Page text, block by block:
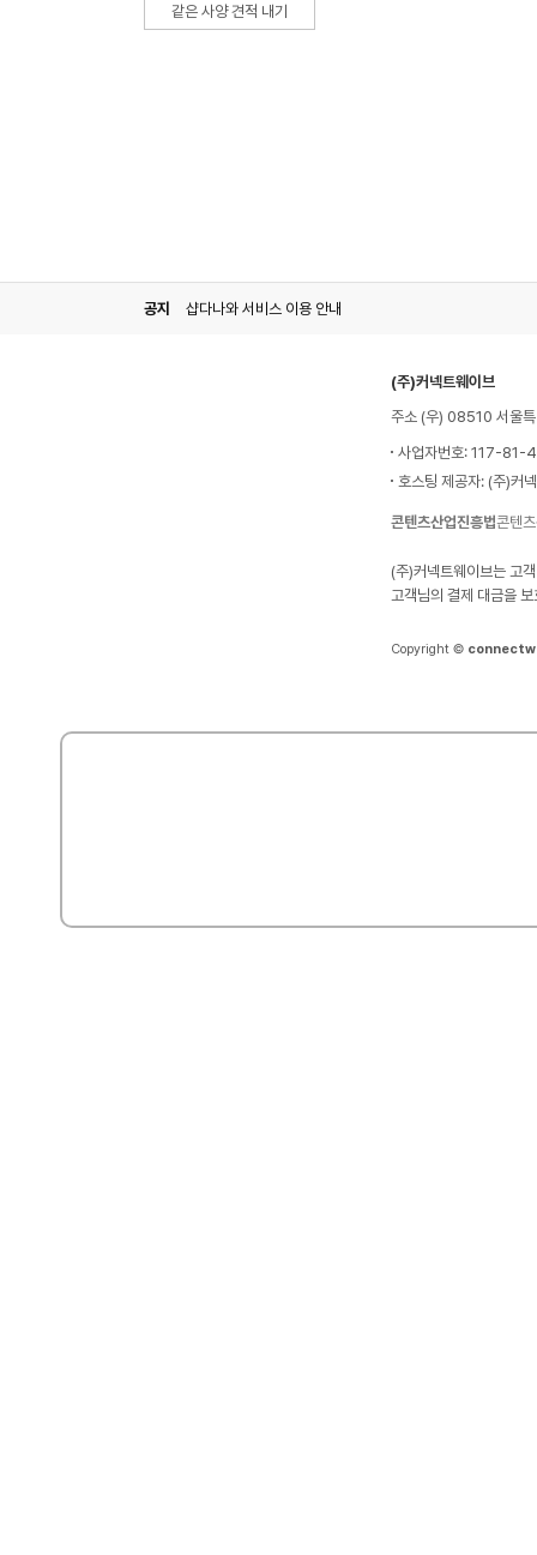
같은 사양 견적 내기
공지 샵다나와 서비스 이용 안내
(주)커넥트웨이브
주소 (우) 08510 서울
사업자번호: 117-81-
호스팅 제공자: (주)커
콘텐츠산업진흥법콘텐
(주)커넥트웨이브는 고
고객님의 결제 대금을
Copyright ©